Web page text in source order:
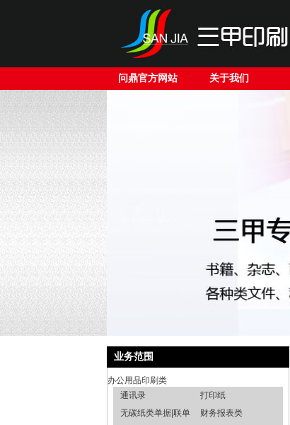
问鼎官方网站 关于我们
业务范围
办公用品印刷类
通讯录
打印纸
无碳纸类单据|联单
财务报表类